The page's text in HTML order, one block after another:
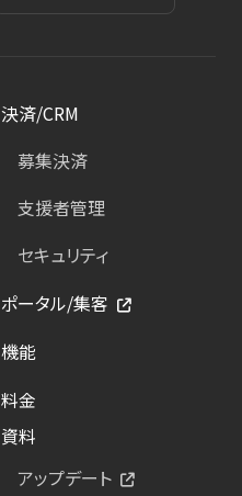
決済/CRM
募集決済
支援者管理
セキュリティ
ポータル/集客
機能
料金
資料
アップデート